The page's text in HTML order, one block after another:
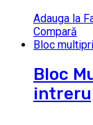
Adauga la
Compară
Bloc
Bloc